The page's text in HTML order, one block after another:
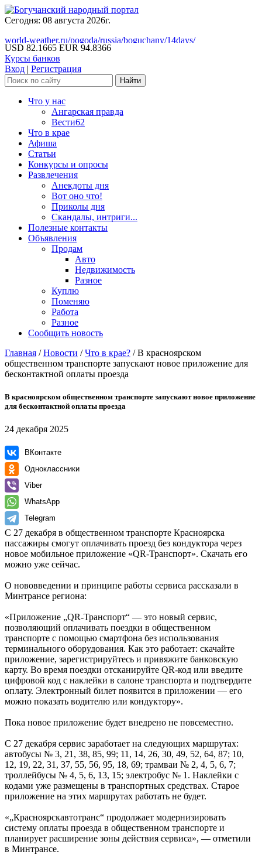
Сегодня: 08 августа 2026г.
world-weather.ru/pogoda/russia/boguchany/14days/
USD 82.1665 EUR 94.8366
Курсы банков
Вход | Регистрация
Что у нас
Ангарская правда
Вести62
Что в крае
Афиша
Статьи
Конкурсы и опросы
Развлечения
Анекдоты дня
Вот оно что!
Приколы дня
Скандалы, интриги...
Полезные контакты
Объявления
Продам
Авто
Недвижимость
Разное
Куплю
Поменяю
Работа
Разное
Сообщить новость
Главная /Новости /Что в крае? /В красноярском
общественном транспорте запускают новое приложение для
бесконтактной оплаты проезда
В красноярском общественном транспорте запускают новое приложение
для бесконтактной оплаты проезда
24 декабря 2025
ВКонтакте
Одноклассники
Viber
WhatsApp
Telegram
С 27 декабря в общественном транспорте Красноярска
пассажиры смогут оплачивать проезд без кондуктора через
новое мобильное приложение «QR-Транспорт». Скачать его
можно уже сейчас.
О нововведении и принципе работы сервиса рассказали в
Минтрансе региона:
«Приложение „QR-Транспорт“ — это новый сервис,
позволяющий оплачивать поездки в общественном
транспорте с помощью смартфона без использования
терминального оборудования. Как это работает: скачайте
приложение, зарегистрируйтесь и привяжите банковскую
карту. Во время поездки отсканируйте QR-код или введите
цифровой код с наклейки в салоне транспорта и подтвердите
оплату. Электронный билет появится в приложении — его
можно показать водителю или кондуктору».
Пока новое приложение будет внедрено не повсеместно.
С 27 декабря сервис заработает на следующих маршрутах:
автобусы № 3, 21, 38, 85, 99; 11, 14, 26, 30, 49, 52, 64, 87; 10,
12, 19, 22, 31, 37, 55, 56, 95, 18, 69; трамваи № 2, 4, 5, 6, 7;
троллейбусы № 4, 5, 6, 13, 15; электробус № 1. Наклейки с
кодами уже размещены в транспортных средствах. Старое
приложение на этих маршрутах работать не будет.
«„Красноярскавтотранс“ продолжает модернизировать
систему оплаты проезда в общественном транспорте и
планирует расширение зоны действия сервиса», — отметили
в Минтрансе.